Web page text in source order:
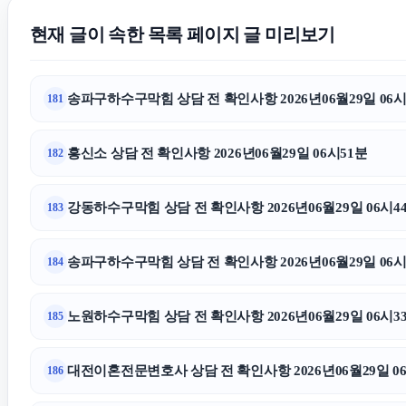
현재 글이 속한 목록 페이지 글 미리보기
181 송파구하수구막힘 상담 전 확인사항 2026년06월29일 06
182 흥신소 상담 전 확인사항 2026년06월29일 06시51분
183 강동하수구막힘 상담 전 확인사항 2026년06월29일 06시
184 송파구하수구막힘 상담 전 확인사항 2026년06월29일 06
185 노원하수구막힘 상담 전 확인사항 2026년06월29일 06시
186 대전이혼전문변호사 상담 전 확인사항 2026년06월29일